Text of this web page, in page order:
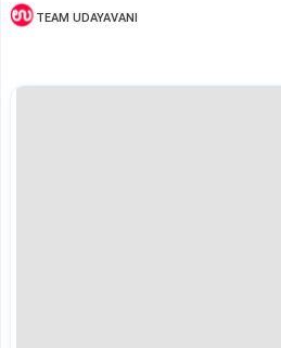
TEAM UDAYAVANI